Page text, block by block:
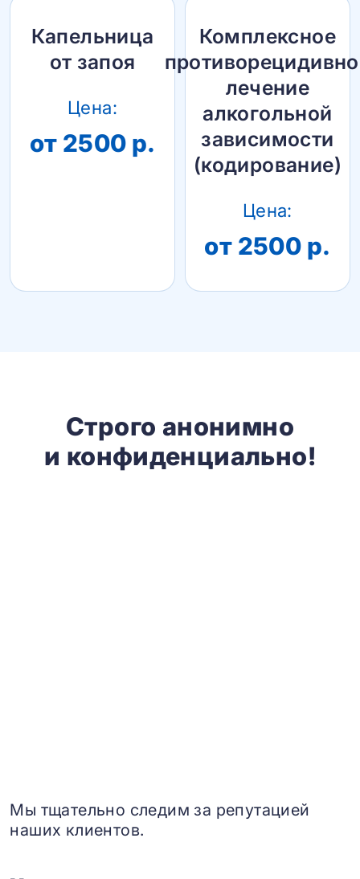
Капельница
от запоя
Цена:
от 2500 р.
Комплексное
лечение
алкогольной
зависимости
(кодирование)
Цена:
от 2500 р.
Строго анонимно
и конфиденциально!
Мы тщательно следим за репутацией
наших клиентов.